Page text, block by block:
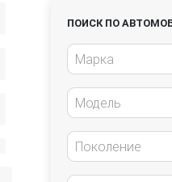
ПОИСК ПО
Марка
Модель
Поколение